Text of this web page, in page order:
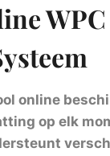
online
op elk